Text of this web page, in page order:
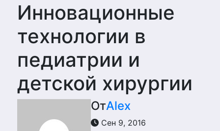
Инновационные
технологии в
педиатрии и
детской хирургии
ОтAlex
Сен 9, 2016